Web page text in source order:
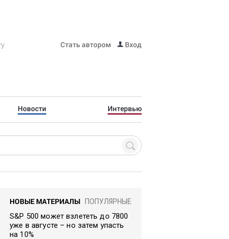
Стать автором Вход
Новости Интервью
НОВЫЕ МАТЕРИАЛЫ ПОПУЛЯРНЫЕ
S&P 500 может взлететь до 7800
уже в августе – но затем упасть
на 10%